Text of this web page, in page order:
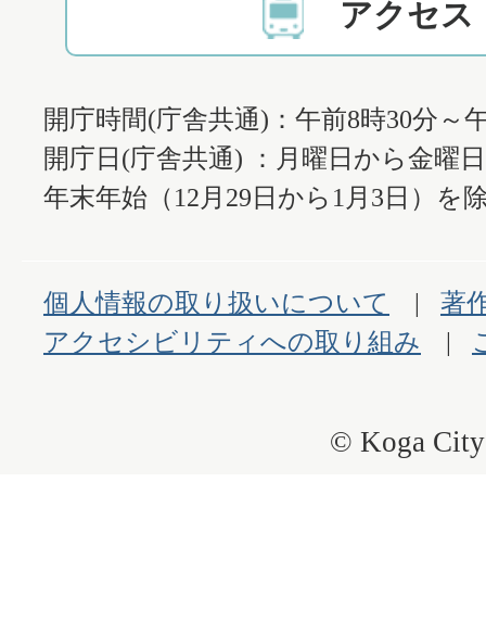
アクセス
開庁時間(庁舎共通)：午前8時30分～
開庁日(庁舎共通) ：月曜日から金曜
年末年始（12月29日から1月3日）を
個人情報の取り扱いについて
著
アクセシビリティへの取り組み
© Koga City